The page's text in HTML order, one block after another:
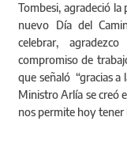
Tombesi, agradeció la
nuevo Día del
celebrar,
compromiso de
que señaló “gracias a
Ministro Arlía se creó
nos permite hoy tener